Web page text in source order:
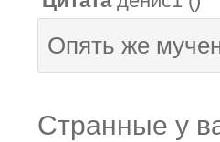
Опять же
Странные у